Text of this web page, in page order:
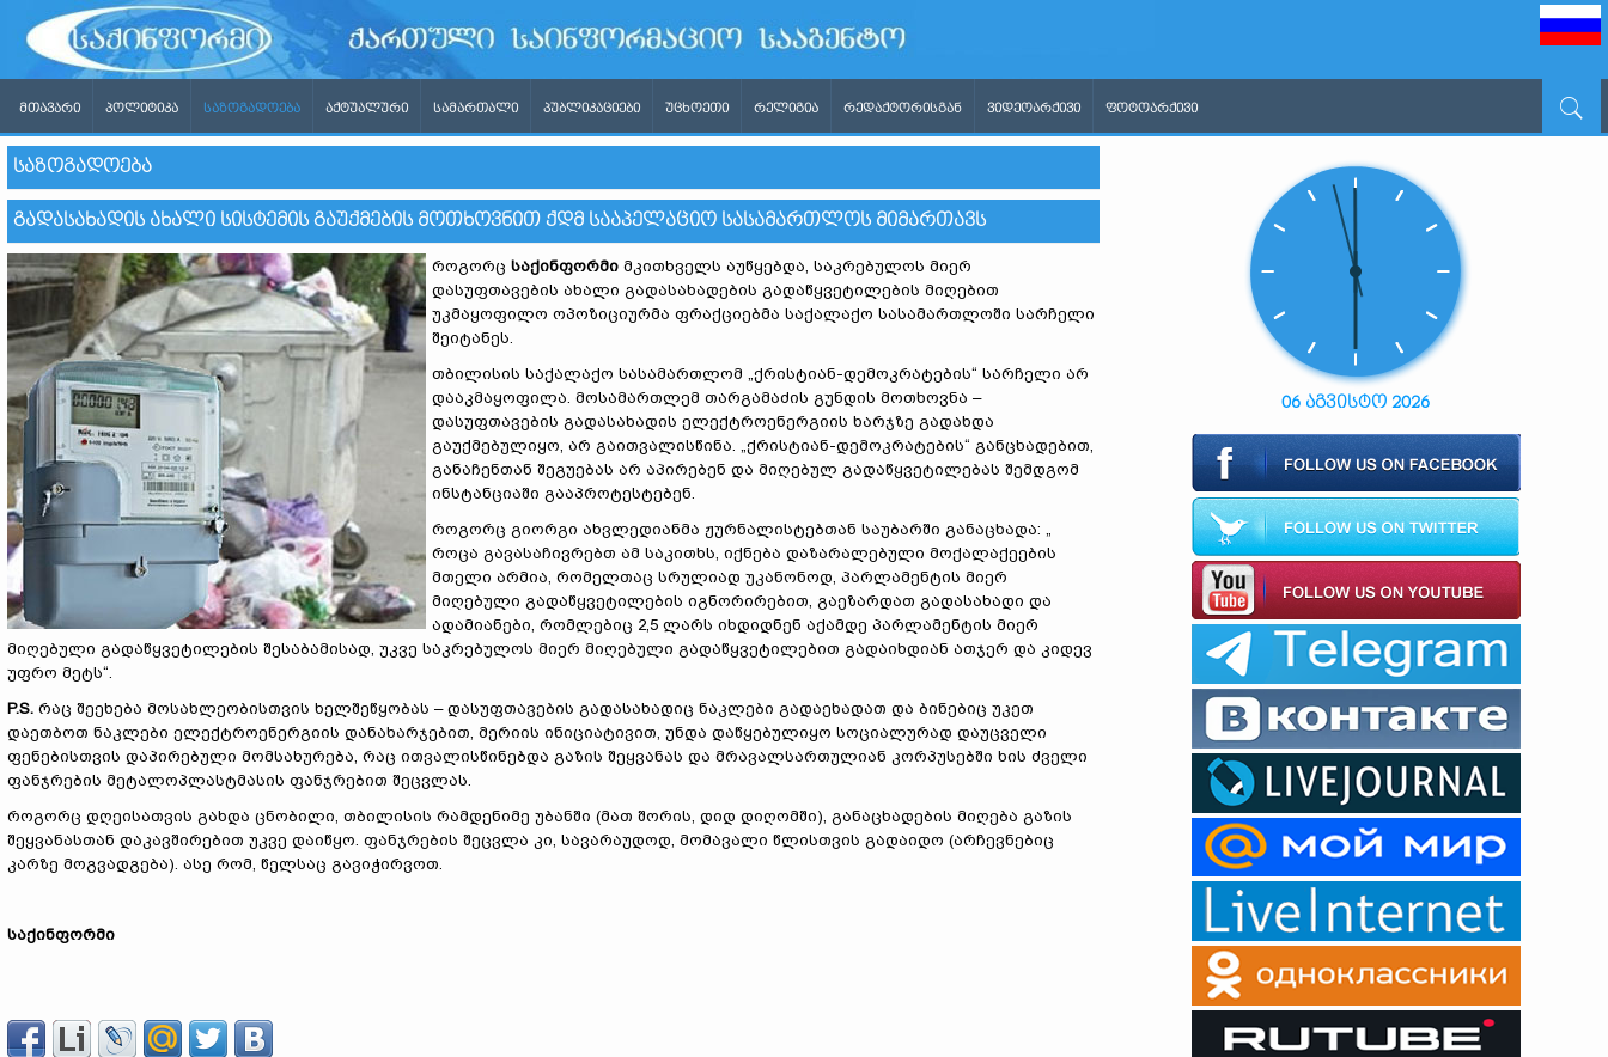
ᲛᲗᲐᲕᲐᲠᲘ ᲞᲝᲚᲘᲢᲘᲙᲐ ᲡᲐᲖᲝᲒᲐᲓᲝᲔᲑᲐ ᲐᲥᲢᲣᲐᲚᲣᲠᲘ ᲡᲐᲛᲐᲠᲗᲐᲚᲘ ᲞᲣᲑᲚᲘᲙᲐᲪᲘᲔᲑᲘ ᲣᲪᲮᲝᲔᲗᲘ ᲠᲔᲚᲘᲒᲘᲐ ᲠᲔᲓᲐᲥᲢᲝᲠᲘᲡᲒᲐᲜ ᲕᲘᲓᲔᲝᲐᲠᲥᲘᲕᲘ ᲤᲝᲢᲝᲐᲠᲥᲘᲕᲘ
ᲡᲐᲖᲝᲒᲐᲓᲝᲔᲑᲐ
ᲒᲐᲓᲐᲡᲐᲮᲐᲓᲘᲡ ᲐᲮᲐᲚᲘ ᲡᲘᲡᲢᲔᲛᲘᲡ ᲒᲐᲣᲥᲛᲔᲑᲘᲡ ᲛᲝᲗᲮᲝᲕᲜᲘᲗ ᲥᲓᲛ ᲡᲐᲐᲞᲔᲚᲐᲪᲘᲝ ᲡᲐᲡᲐᲛᲐᲠᲗᲚᲝᲡ ᲛᲘᲛᲐᲠᲗᲐᲕᲡ
როგორც საქინფორმი მკითხველს აუწყებდა, საკრებულოს მიერ
დასუფთავების ახალი გადასახადების გადაწყვეტილების მიღებით
უკმაყოფილო ოპოზიციურმა ფრაქციებმა საქალაქო სასამართლოში სარჩელი
შეიტანეს.
თბილისის საქალაქო სასამართლომ „ქრისტიან-დემოკრატების“ სარჩელი არ
დააკმაყოფილა. მოსამართლემ თარგამაძის გუნდის მოთხოვნა –
დასუფთავების გადასახადის ელექტროენერგიის ხარჯზე გადახდა
გაუქმებულიყო, არ გაითვალისწინა. „ქრისტიან-დემოკრატების“ განცხადებით,
განაჩენთან შეგუებას არ აპირებენ და მიღებულ გადაწყვეტილებას შემდგომ
ინსტანციაში გააპროტესტებენ.
როგორც გიორგი ახვლედიანმა ჟურნალისტებთან საუბარში განაცხადა: „
როცა გავასაჩივრებთ ამ საკითხს, იქნება დაზარალებული მოქალაქეების
მთელი არმია, რომელთაც სრულიად უკანონოდ, პარლამენტის მიერ
მიღებული გადაწყვეტილების იგნორირებით, გაეზარდათ გადასახადი და
ადამიანები, რომლებიც 2,5 ლარს იხდიდნენ აქამდე პარლამენტის მიერ
მიღებული გადაწყვეტილების შესაბამისად, უკვე საკრებულოს მიერ მიღებული გადაწყვეტილებით გადაიხდიან ათჯერ და კიდევ
უფრო მეტს“.
P.S. რაც შეეხება მოსახლეობისთვის ხელშეწყობას – დასუფთავების გადასახადიც ნაკლები გადაეხადათ და ბინებიც უკეთ
დაეთბოთ ნაკლები ელექტროენერგიის დანახარჯებით, მერიის ინიციატივით, უნდა დაწყებულიყო სოციალურად დაუცველი
ფენებისთვის დაპირებული მომსახურება, რაც ითვალისწინებდა გაზის შეყვანას და მრავალსართულიან კორპუსებში ხის ძველი
ფანჯრების მეტალოპლასტმასის ფანჯრებით შეცვლას.
როგორც დღეისათვის გახდა ცნობილი, თბილისის რამდენიმე უბანში (მათ შორის, დიდ დიღომში), განაცხადების მიღება გაზის
შეყვანასთან დაკავშირებით უკვე დაიწყო. ფანჯრების შეცვლა კი, სავარაუდოდ, მომავალი წლისთვის გადაიდო (არჩევნებიც
კარზე მოგვადგება). ასე რომ, წელსაც გავიჭირვოთ.
საქინფორმი
06 აგვისტო 2026